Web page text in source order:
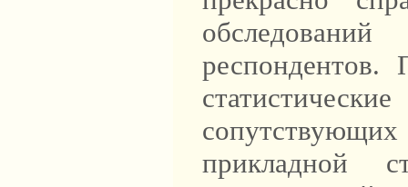
респондентов.
прикладной